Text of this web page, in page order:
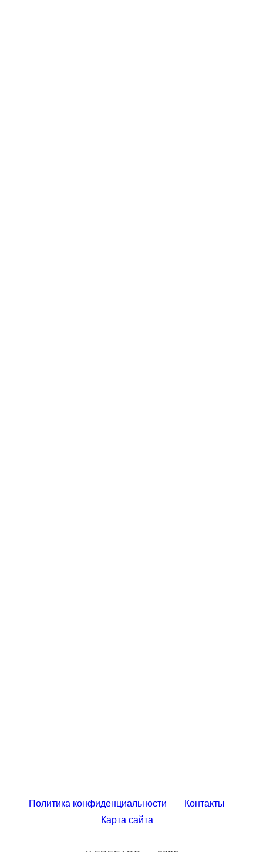
Политика конфиденциальности
Контакты
Карта сайта